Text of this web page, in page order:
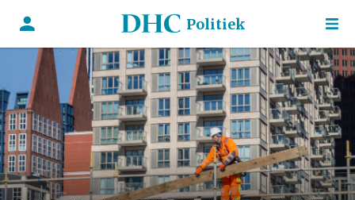
Politiek